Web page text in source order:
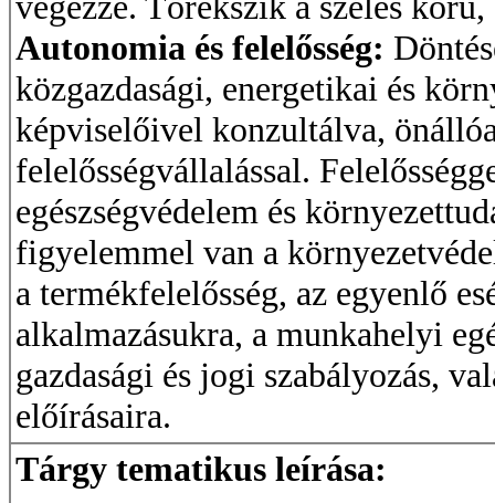
Autonomia és felelősség:
közgazdasági, energetikai és
képviselőivel konzultálva,
felelősségvállalással.
egészségvédelem és
figyelemmel van a
a termékfelelősség, az egyenlő
alkalmazásukra, a munkahelyi
gazdasági és jogi szabályozás,
előírásaira.
Tárgy tematikus leírása: